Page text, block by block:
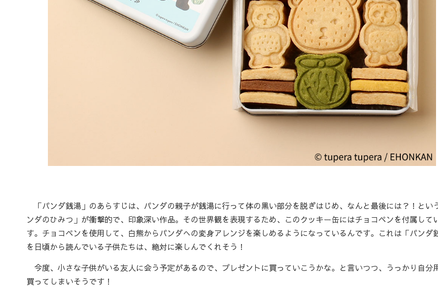
「パンダ銭湯」のあらすじは、パンダの親子が銭湯に行って体の黒い部分を脱ぎはじめ、なんと最後には？！とい
ンダのひみつ」が衝撃的で、印象深い作品。その世界観を表現するため、このクッキー缶にはチョコペンを付属して
す。チョコペンを使用して、白熊からパンダへの変身アレンジを楽しめるようになっているんです。これは「パンダ
を日頃から読んでいる子供たちは、絶対に楽しんでくれそう！
今度、小さな子供がいる友人に会う予定があるので、プレゼントに買っていこうかな。と言いつつ、うっかり自分
買ってしまいそうです！